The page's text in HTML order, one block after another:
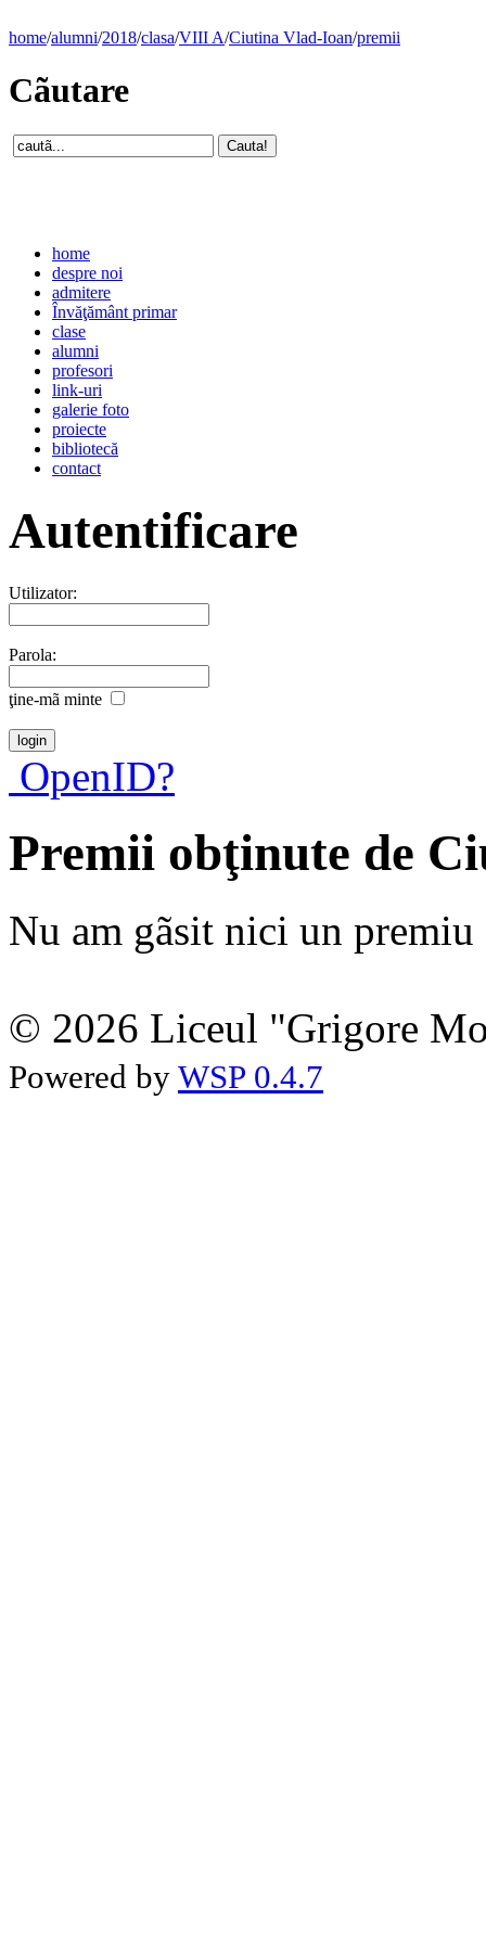
home/alumni/2018/clasa/VIII A/Ciutina Vlad-Ioan/premii
Cãutare
home
despre noi
admitere
Învăţământ primar
clase
alumni
profesori
link-uri
galerie foto
proiecte
bibliotecă
contact
Autentificare
Utilizator:
Parola:
ţine-mã minte
OpenID?
Premii obţinute de
Nu am gãsit nici un premiu
© 2026 Liceul "Grigore
Powered by WSP 0.4.7